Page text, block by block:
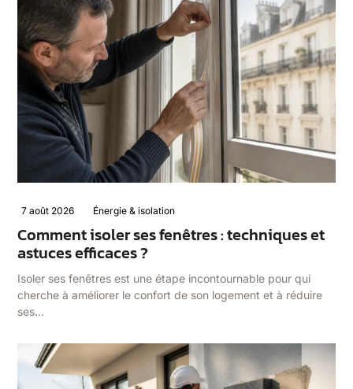
7 août 2026 Énergie & isolation
Comment isoler ses fenêtres : techniques et
astuces efficaces ?
Isoler ses fenêtres est une étape incontournable pour qui
cherche à améliorer le confort de son logement et à réduire
ses…